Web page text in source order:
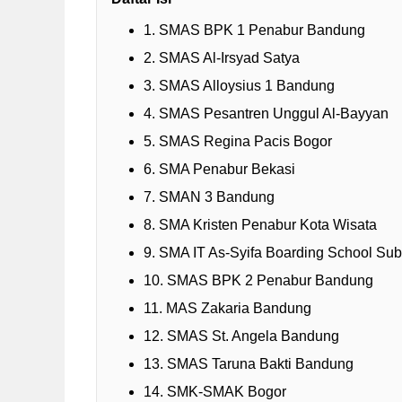
1. SMAS BPK 1 Penabur Bandung
2. SMAS Al-Irsyad Satya
3. SMAS Alloysius 1 Bandung
4. SMAS Pesantren Unggul Al-Bayyan
5. SMAS Regina Pacis Bogor
6. SMA Penabur Bekasi
7. SMAN 3 Bandung
8. SMA Kristen Penabur Kota Wisata
9. SMA IT As-Syifa Boarding School
10. SMAS BPK 2 Penabur Bandung
11. MAS Zakaria Bandung
12. SMAS St. Angela Bandung
13. SMAS Taruna Bakti Bandung
14. SMK-SMAK Bogor